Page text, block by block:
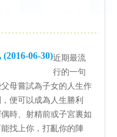
06-30)近期最流
行的一句
母嘗試為子女的人生作
便可以成為人生勝利
時、射精前或子宮裏如
找上你，打亂你的陣